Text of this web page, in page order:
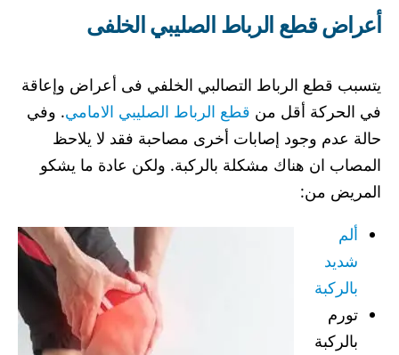
أعراض قطع الرباط الصليبي الخلفى
يتسبب قطع الرباط التصالبي الخلفي فى أعراض وإعاقة
في الحركة أقل من قطع الرباط الصليبي الامامي. وفي
حالة عدم وجود إصابات أخرى مصاحبة فقد لا يلاحظ
المصاب ان هناك مشكلة بالركبة. ولكن عادة ما يشكو
المريض من:
ألم
شديد
بالركبة
تورم
بالركبة